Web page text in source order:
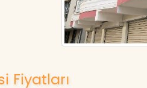
Fiyatları